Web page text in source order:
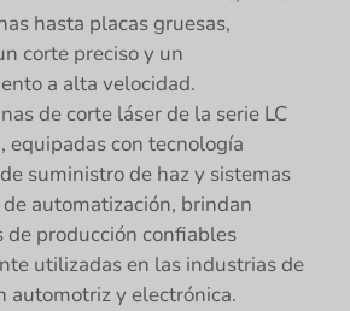
hasta placas gruesas,
corte preciso y un
a alta velocidad.
de corte láser de la serie LC
equipadas con tecnología
suministro de haz y sistemas
automatización, brindan
de producción confiables
utilizadas en las industrias de
automotriz y electrónica.